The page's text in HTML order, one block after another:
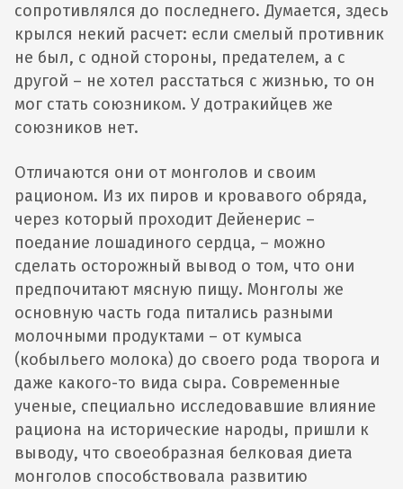
сопротивлялся до последнего. Думается, здесь
крылся некий расчет: если смелый противник
не был, с одной стороны, предателем, а с
другой – не хотел расстаться с жизнью, то он
мог стать союзником. У дотракийцев же
союзников нет.
Отличаются они от монголов и своим
рационом. Из их пиров и кровавого обряда,
через который проходит Дейенерис –
поедание лошадиного сердца, – можно
сделать осторожный вывод о том, что они
предпочитают мясную пищу. Монголы же
основную часть года питались разными
молочными продуктами – от кумыса
(кобыльего молока) до своего рода творога и
даже какого-то вида сыра. Современные
ученые, специально исследовавшие влияние
рациона на исторические народы, пришли к
выводу, что своеобразная белковая диета
монголов способствовала развитию